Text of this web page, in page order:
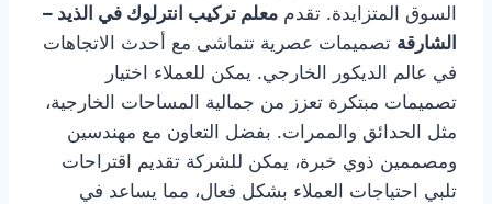
السوق المتزايدة. تقدم معلم تركيب انترلوك في الذيد –
الشارقة تصميمات عصرية تتماشى مع أحدث الاتجاهات
في عالم الديكور الخارجي. يمكن للعملاء اختيار
تصميمات مبتكرة تعزز من جمالية المساحات الخارجية،
مثل الحدائق والممرات. بفضل التعاون مع مهندسين
ومصممين ذوي خبرة، يمكن للشركة تقديم اقتراحات
تلبي احتياجات العملاء بشكل فعال، مما يساعد في